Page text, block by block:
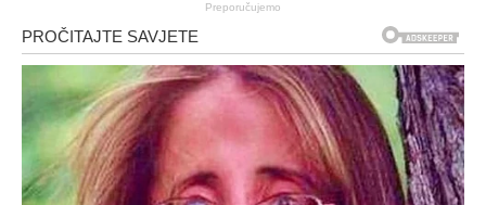
Preporučujemo